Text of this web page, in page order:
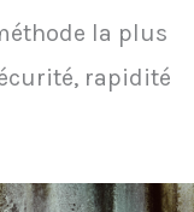
la plus
rapidité